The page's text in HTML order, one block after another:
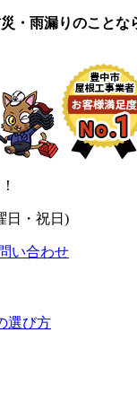
・雨漏りのことな
日・祝日)
選び方